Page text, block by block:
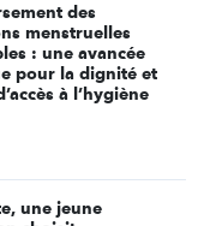
des
menstruelles
: une avancée
pour la dignité et
à l’hygiène
une jeune